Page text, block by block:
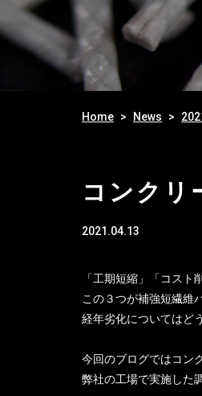
Home News
コンクリ
2021.04.13
「工期短縮」「コスト
この３つが補強短繊維
経年劣化についてはど
今回のブログではコン
弊社の工場で実施した